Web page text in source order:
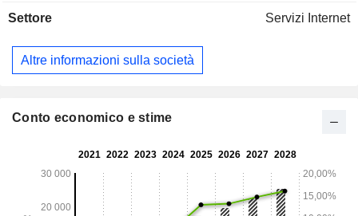
che include solo la riproduzione casuale o Spotify Premium,
casuale, l'assenza di pubblicità, i salti illimitati, l'ascolto
offline, la riproduzione di qualsiasi brano e l'audio. La
un'esperienza di ascolto musicale senza interruzioni
Settore Servizi Internet
Altre informazioni sulla società
Conto economico e stime